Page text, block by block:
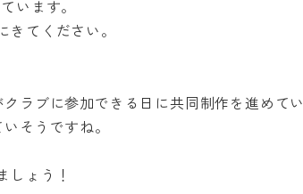
います。
きてください。
ラブに参加できる日に共同制作を進めてい
そうですね。
しょう！